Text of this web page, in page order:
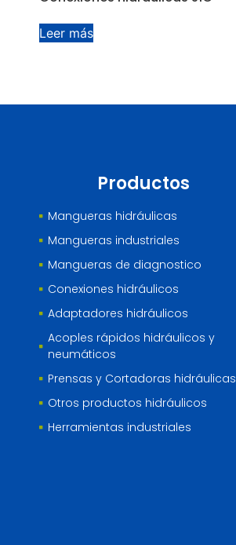
Leer más
Productos
Mangueras hidráulicas
Mangueras industriales
Mangueras de diagnostico
Conexiones hidráulicos
Adaptadores hidráulicos
Acoples rápidos hidráulicos y
neumáticos
Prensas y Cortadoras hidráulicas
Otros productos hidráulicos
Herramientas industriales